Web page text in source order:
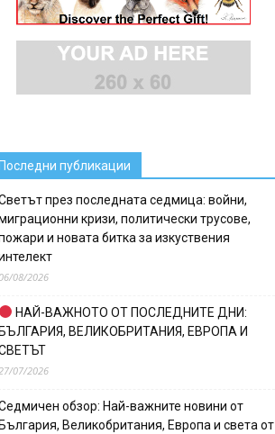
публикации
през последната седмица: войни,
кризи, политически трусове,
и новата битка за изкуствения
08/2026
НАЙ-ВАЖНОТО ОТ ПОСЛЕДНИТЕ ДНИ:
ВЕЛИКОБРИТАНИЯ, ЕВРОПА И
07/2026
обзор: Най-важните новини от
Великобритания, Европа и света от